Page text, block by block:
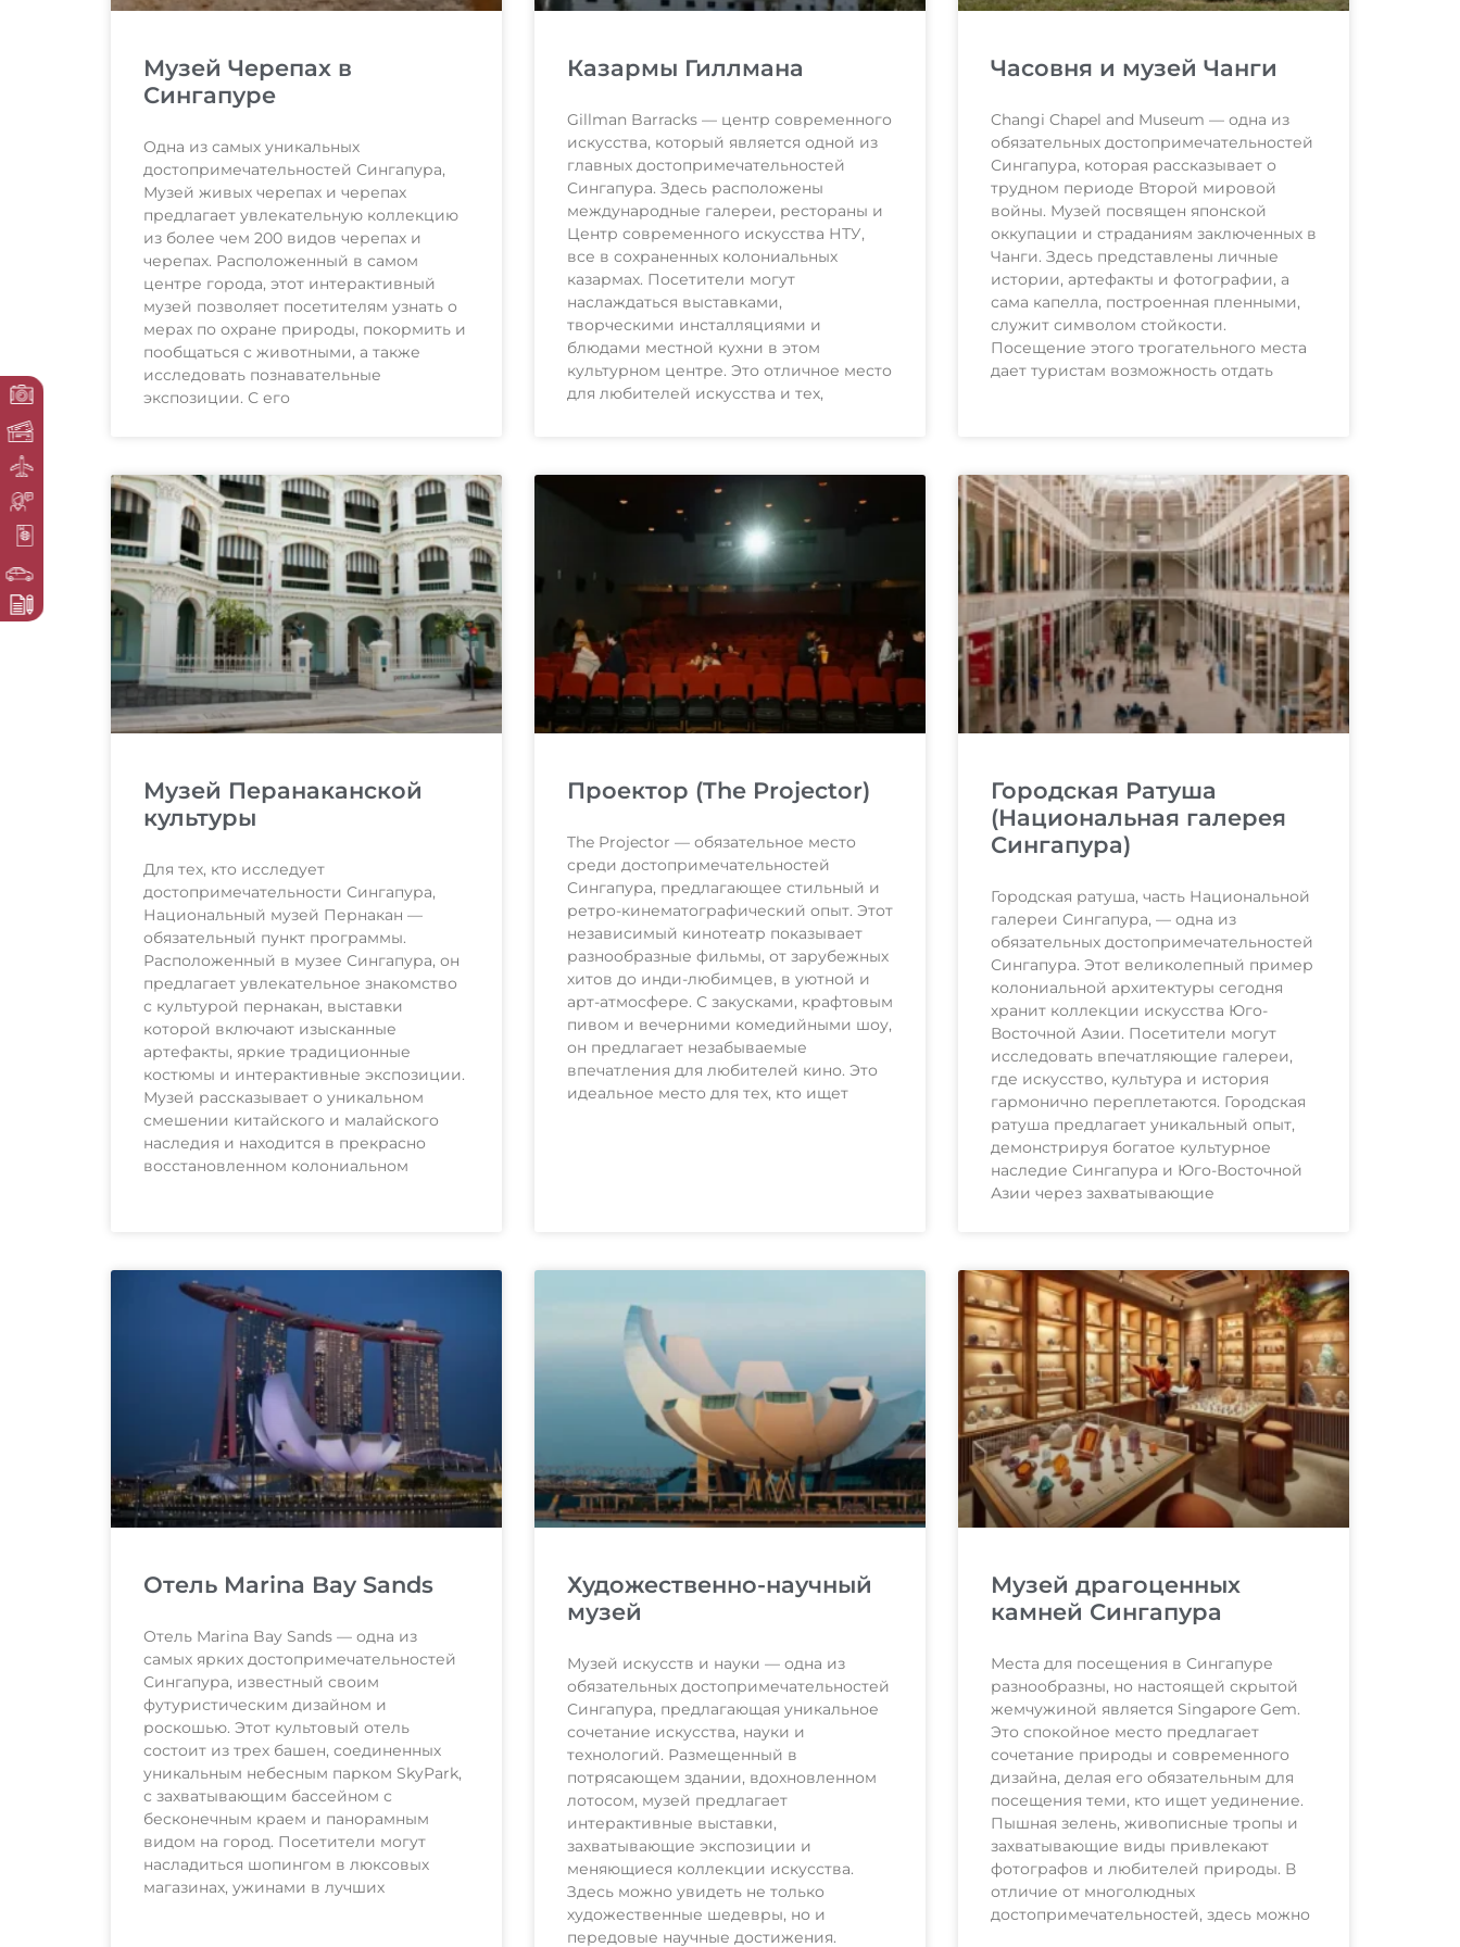
Музей Черепах в
Сингапуре
Одна из самых уникальных
достопримечательностей Сингапура,
Музей живых черепах и черепах
предлагает увлекательную коллекцию
из более чем 200 видов черепах и
черепах. Расположенный в самом
центре города, этот интерактивный
музей позволяет посетителям узнать о
мерах по охране природы, покормить и
пообщаться с животными, а также
исследовать познавательные
экспозиции. С его
Казармы Гиллмана
Gillman Barracks — центр современного
искусства, который является одной из
главных достопримечательностей
Сингапура. Здесь расположены
международные галереи, рестораны и
Центр современного искусства НТУ,
все в сохраненных колониальных
казармах. Посетители могут
наслаждаться выставками,
творческими инсталляциями и
блюдами местной кухни в этом
культурном центре. Это отличное место
для любителей искусства и тех,
Часовня и музей Чанги
Changi Chapel and Museum — одна из
обязательных достопримечательностей
Сингапура, которая рассказывает о
трудном периоде Второй мировой
войны. Музей посвящен японской
оккупации и страданиям заключенных в
Чанги. Здесь представлены личные
истории, артефакты и фотографии, а
сама капелла, построенная пленными,
служит символом стойкости.
Посещение этого трогательного места
дает туристам возможность отдать
Музей Перанаканской
культуры
Для тех, кто исследует
достопримечательности Сингапура,
Национальный музей Пернакан —
обязательный пункт программы.
Расположенный в музее Сингапура, он
предлагает увлекательное знакомство
с культурой пернакан, выставки
которой включают изысканные
артефакты, яркие традиционные
костюмы и интерактивные экспозиции.
Музей рассказывает о уникальном
смешении китайского и малайского
наследия и находится в прекрасно
восстановленном колониальном
Проектор (The Projector)
The Projector — обязательное место
среди достопримечательностей
Сингапура, предлагающее стильный и
ретро-кинематографический опыт. Этот
независимый кинотеатр показывает
разнообразные фильмы, от зарубежных
хитов до инди-любимцев, в уютной и
арт-атмосфере. С закусками, крафтовым
пивом и вечерними комедийными шоу,
он предлагает незабываемые
впечатления для любителей кино. Это
идеальное место для тех, кто ищет
Городская Ратуша
(Национальная галерея
Сингапура)
Городская ратуша, часть Национальной
галереи Сингапура, — одна из
обязательных достопримечательностей
Сингапура. Этот великолепный пример
колониальной архитектуры сегодня
хранит коллекции искусства Юго-
Восточной Азии. Посетители могут
исследовать впечатляющие галереи,
где искусство, культура и история
гармонично переплетаются. Городская
ратуша предлагает уникальный опыт,
демонстрируя богатое культурное
наследие Сингапура и Юго-Восточной
Азии через захватывающие
Отель Marina Bay Sands
Отель Marina Bay Sands — одна из
самых ярких достопримечательностей
Сингапура, известный своим
футуристическим дизайном и
роскошью. Этот культовый отель
состоит из трех башен, соединенных
уникальным небесным парком SkyPark,
с захватывающим бассейном с
бесконечным краем и панорамным
видом на город. Посетители могут
насладиться шопингом в люксовых
магазинах, ужинами в лучших
Художественно-научный
музей
Музей искусств и науки — одна из
обязательных достопримечательностей
Сингапура, предлагающая уникальное
сочетание искусства, науки и
технологий. Размещенный в
потрясающем здании, вдохновленном
лотосом, музей предлагает
интерактивные выставки,
захватывающие экспозиции и
меняющиеся коллекции искусства.
Здесь можно увидеть не только
художественные шедевры, но и
передовые научные достижения.
Музей драгоценных
камней Сингапура
Места для посещения в Сингапуре
разнообразны, но настоящей скрытой
жемчужиной является Singapore Gem.
Это спокойное место предлагает
сочетание природы и современного
дизайна, делая его обязательным для
посещения теми, кто ищет уединение.
Пышная зелень, живописные тропы и
захватывающие виды привлекают
фотографов и любителей природы. В
отличие от многолюдных
достопримечательностей, здесь можно